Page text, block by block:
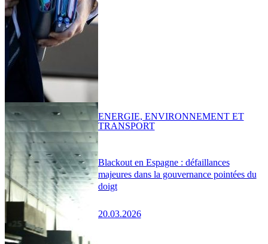
Blackout en Espagne : défaillances
majeures dans la gouvernance pointées du
doigt
20.03.2026
ENERGIE, ENVIRONNEMENT ET
TRANSPORT